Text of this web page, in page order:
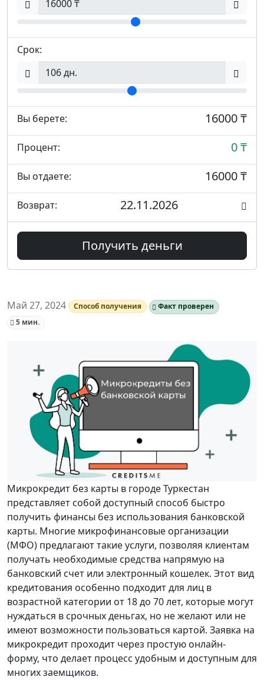
Срок:
Вы берете: 16000 ₸
Процент: 0 ₸
Вы отдаете: 16000 ₸
Возврат: 22.11.2026
Получить деньги
Май 27, 2024 Способ получения
Факт проверен
5 мин.
Микрокредит без карты в городе Туркестан
представляет собой доступный способ быстро
получить финансы без использования банковской
карты. Многие микрофинансовые организации
(МФО) предлагают такие услуги, позволяя клиентам
получать необходимые средства напрямую на
банковский счет или электронный кошелек. Этот вид
кредитования особенно подходит для лиц в
возрастной категории от 18 до 70 лет, которые могут
нуждаться в срочных деньгах, но не желают или не
имеют возможности пользоваться картой. Заявка на
микрокредит проходит через простую онлайн-
форму, что делает процесс удобным и доступным для
многих заемщиков.